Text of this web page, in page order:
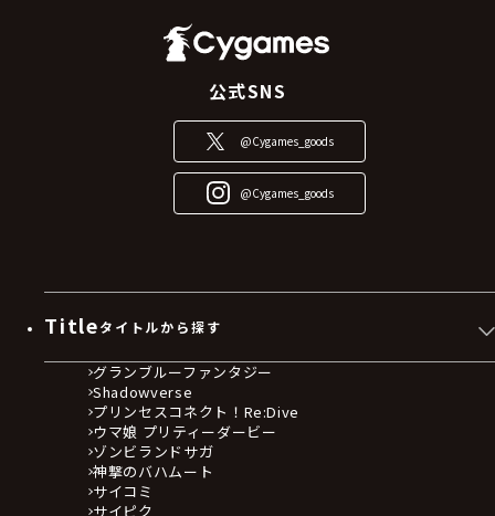
公式SNS
@Cygames_goods
@Cygames_goods
Titleタイトルから探す
グランブルーファンタジー
Shadowverse
プリンセスコネクト！Re:Dive
ウマ娘 プリティーダービー
ゾンビランドサガ
神撃のバハムート
サイコミ
サイピク